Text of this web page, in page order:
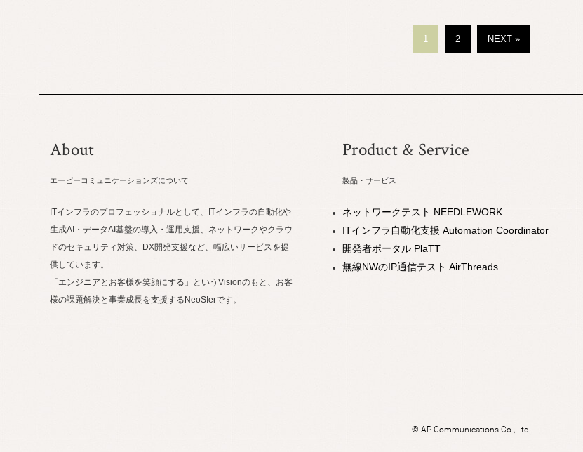
1 2 NEXT »
About
エーピーコミュニケーションズについて
ITインフラのプロフェッショナルとして、ITインフラの自動化や
生成AI・データAI基盤の導入・運用支援、ネットワークやクラウ
ドのセキュリティ対策、DX開発支援など、幅広いサービスを提
供しています。
「エンジニアとお客様を笑顔にする」というVisionのもと、お客
様の課題解決と事業成長を支援するNeoSIerです。
Product & Service
製品・サービス
ネットワークテスト NEEDLEWORK
ITインフラ自動化支援 Automation Coordinator
開発者ポータル PlaTT
無線NWのIP通信テスト AirThreads
© AP Communications Co., Ltd.